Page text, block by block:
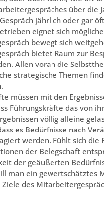
über die
jährlich oder gar
eignet sich
bewegt sich
bietet Raum zur
Allen voran die
strategische Themen
müssen mit den
Führungskräfte das von
völlig alleine
es Bedürfnisse nach
werden. Fühlt sich die
der Belegschaft
der geäußerten
man ein gewertschätztes
des